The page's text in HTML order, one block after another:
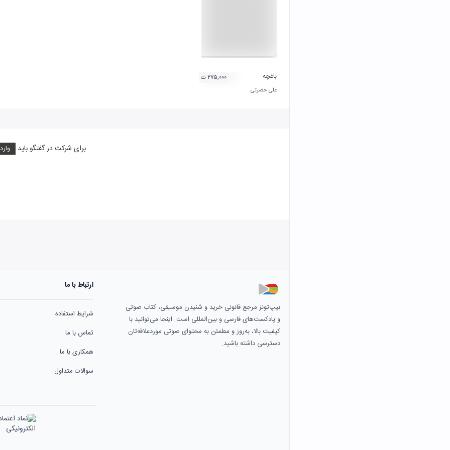
باغچه
علی حضرتی
۲۷۵,۰۰۰ ت
برای شرکت در گفتگو باید
هنوز نظری به ثبت
بیپ‌تونز مرجع قانونی خرید و شنیدن موسیقی، کتاب صوتی
و پادکست‌های فارسی و بین‌المللی است. اینجا می‌توانید با
کیفیت بالا، به‌روز و مطمئن به محتوای صوتی موردعلاقه‌تان
دسترسی داشته باشید.
ارتباط با ما
شرایط استفاده
تماس با ما
همکاری با ما
سوالات متداول